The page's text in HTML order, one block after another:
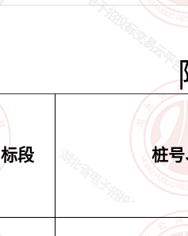
标段 桩